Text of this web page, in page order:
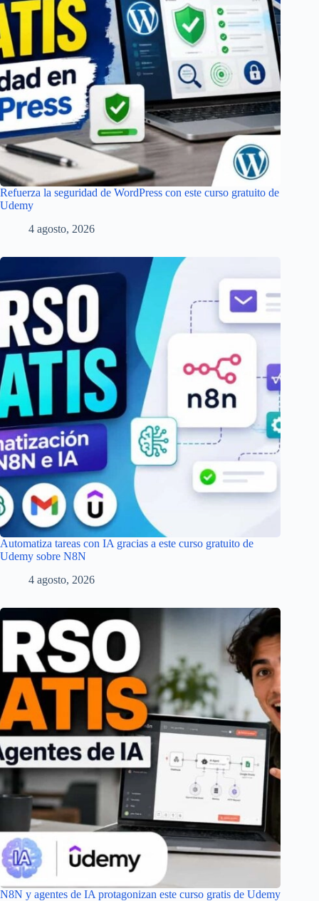
Refuerza la seguridad de WordPress con este curso gratuito de
Udemy
4 agosto, 2026
Automatiza tareas con IA gracias a este curso gratuito de
Udemy sobre N8N
4 agosto, 2026
N8N y agentes de IA protagonizan este curso gratis de Udemy